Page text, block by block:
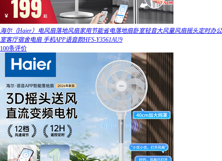
海尔（Haier）电风扇落地风扇家用节能省电落地扇卧室轻音大风量风扇摇头定时办公
室客厅宿舍电扇 手机APP语音款HFS-Y3561AU9
100条评价